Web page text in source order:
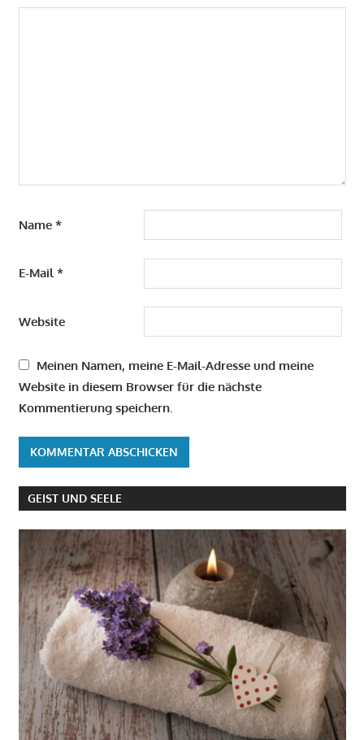
Name *
E-Mail*
Website
Meinen Namen, meine E-Mail-Adresse und meine
Website in diesem Browser für die nächste
Kommentierung speichern.
GEIST UND SEELE